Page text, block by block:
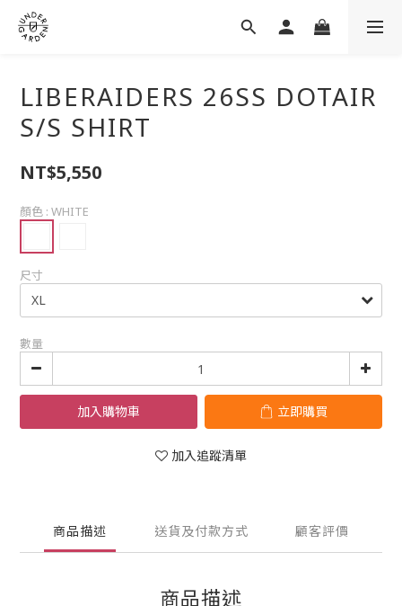
LIBERAIDERS 26SS DOTAIR
S/S SHIRT
NT$5,550
顏色 : WHITE
尺寸
數量
加入購物車 立即購買
加入追蹤清單
商品描述 送貨及付款方式 顧客評價
商品描述